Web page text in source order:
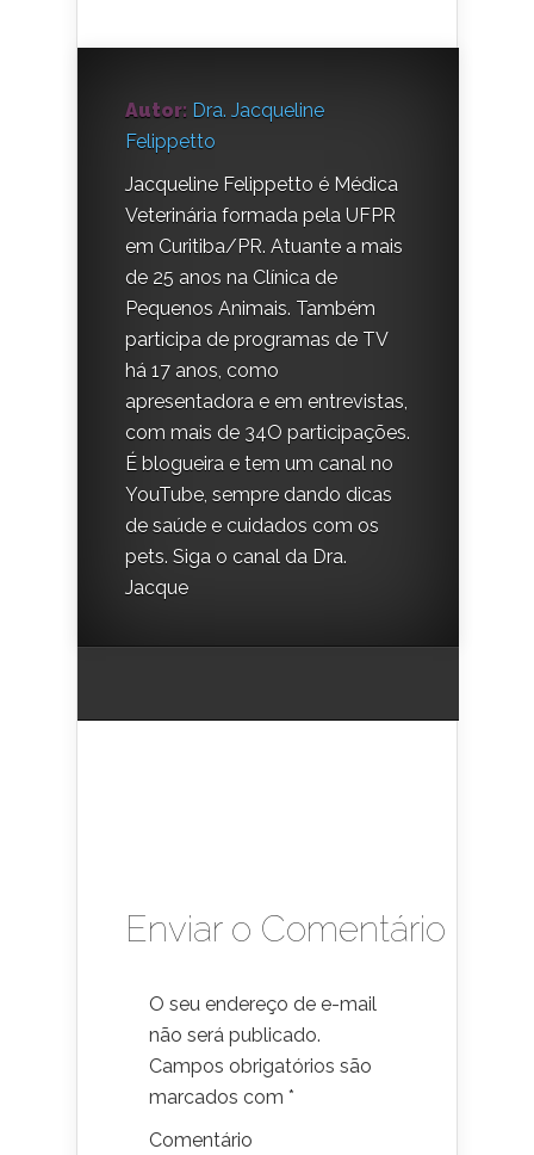
Autor: Dra. Jacqueline
Felippetto
Jacqueline Felippetto é Médica
Veterinária formada pela UFPR
em Curitiba/PR. Atuante a mais
de 25 anos na Clínica de
Pequenos Animais. Também
participa de programas de TV
há 17 anos, como
apresentadora e em entrevistas,
com mais de 34O participações.
É blogueira e tem um canal no
YouTube, sempre dando dicas
de saúde e cuidados com os
pets. Siga o canal da Dra.
Jacque
Enviar o Comentário
O seu endereço de e-mail
não será publicado.
Campos obrigatórios são
marcados com *
Comentário